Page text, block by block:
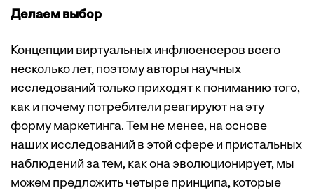
Делаем выбор
Концепции виртуальных инфлюенсеров всего
несколько лет, поэтому авторы научных
исследований только приходят к пониманию того,
как и почему потребители реагируют на эту
форму маркетинга. Тем не менее, на основе
наших исследований в этой сфере и пристальных
наблюдений за тем, как она эволюционирует, мы
можем предложить четыре принципа, которые